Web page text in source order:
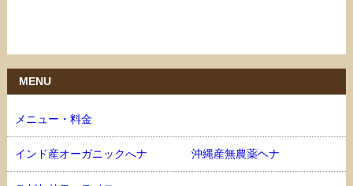
MENU
メニュー・料金
インド産オーガニックへナ 沖縄産無農薬ヘナ